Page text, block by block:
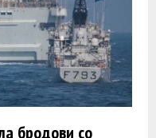
бродови со